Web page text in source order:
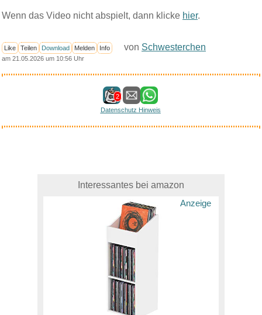
Wenn das Video nicht abspielt, dann klicke hier.
Like Teilen Download Melden Info von Schwesterchen
am 21.05.2026 um 10:56 Uhr
2
Datenschutz Hinweis
Interessantes bei amazon
Anzeige